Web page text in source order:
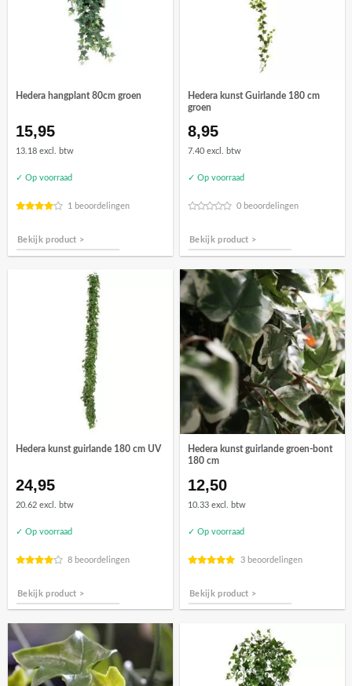
Hedera hangplant 80cm groen
15,95
13.18 excl. btw
✓ Op voorraad
1 beoordelingen
Bekijk product >
Hedera kunst Guirlande 180 cm
groen
8,95
7.40 excl. btw
✓ Op voorraad
0 beoordelingen
Bekijk product >
Hedera kunst guirlande 180 cm UV
24,95
20.62 excl. btw
✓ Op voorraad
8 beoordelingen
Bekijk product >
Hedera kunst guirlande groen-bont
180 cm
12,50
10.33 excl. btw
✓ Op voorraad
3 beoordelingen
Bekijk product >